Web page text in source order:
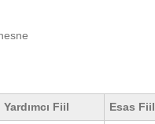
Yardımcı Fiil Esas Fiil